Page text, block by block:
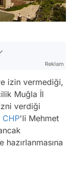
Reklam
izin vermediği,
Muğla İl
verdiği
CHP'li Mehmet
hazırlanmasına